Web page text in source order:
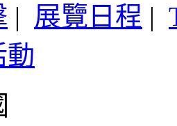
| 展覽日程 |
動